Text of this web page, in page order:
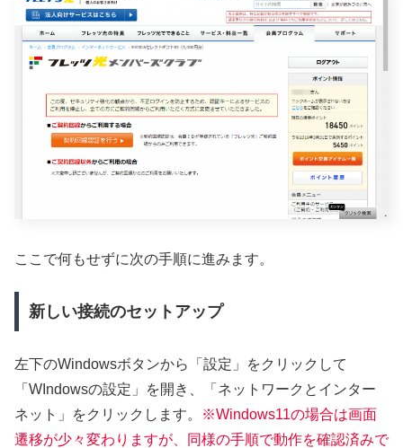
ここで何もせずに次の手順に進みます。
新しい接続のセットアップ
左下のWindowsボタンから「設定」をクリックして
「WIndowsの設定」を開き、「ネットワークとインター
ネット」をクリックします。
※Windows11の場合は画面
遷移が少々変わりますが、
同様の手順で動作を確認済みで